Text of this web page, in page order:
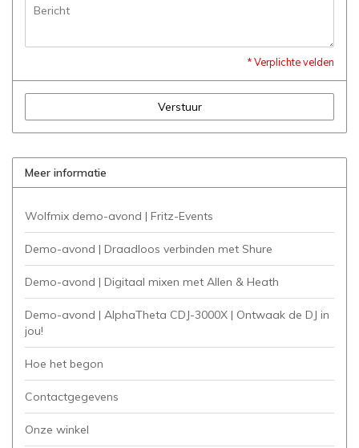
* Verplichte velden
Verstuur
Meer informatie
Wolfmix demo-avond | Fritz-Events
Demo-avond | Draadloos verbinden met Shure
Demo-avond | Digitaal mixen met Allen & Heath
Demo-avond | AlphaTheta CDJ-3000X | Ontwaak de DJ in
jou!
Hoe het begon
Contactgegevens
Onze winkel